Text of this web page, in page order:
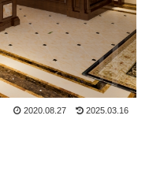
2020.08.27 2025.03.16